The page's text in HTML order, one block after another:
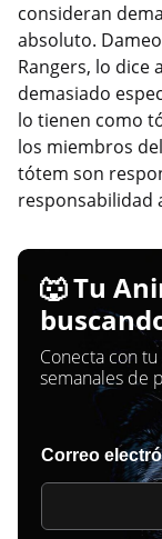
consideran
absoluto.
Rangers, lo dice
demasiado
lo tienen como
los miembros
tótem son
responsabilidad
🐺 Tu
Conecta con
semanales de
Correo